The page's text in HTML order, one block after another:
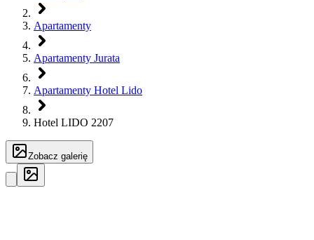
Apartamenty
Apartamenty Jurata
Apartamenty Hotel Lido
Hotel LIDO 2207
Zobacz galerię